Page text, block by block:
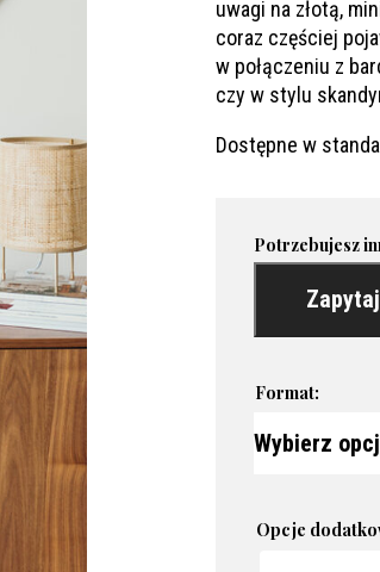
uwagi na złotą,
coraz częściej
w połączeniu z
czy w stylu
Dostępne w
Potrzebujesz
Format:
Opcje